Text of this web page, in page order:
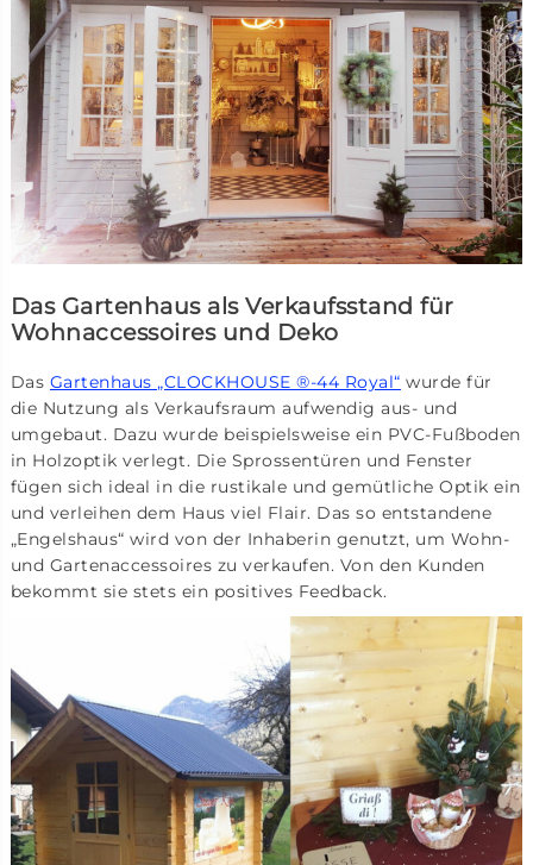
Das Gartenhaus als Verkaufsstand für
Wohnaccessoires und Deko
Das Gartenhaus „CLOCKHOUSE ®-44 Royal“ wurde für
die Nutzung als Verkaufsraum aufwendig aus- und
umgebaut. Dazu wurde beispielsweise ein PVC-Fußboden
in Holzoptik verlegt. Die Sprossentüren und Fenster
fügen sich ideal in die rustikale und gemütliche Optik ein
und verleihen dem Haus viel Flair. Das so entstandene
„Engelshaus“ wird von der Inhaberin genutzt, um Wohn-
und Gartenaccessoires zu verkaufen. Von den Kunden
bekommt sie stets ein positives Feedback.